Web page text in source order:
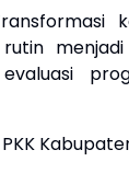
menjadi